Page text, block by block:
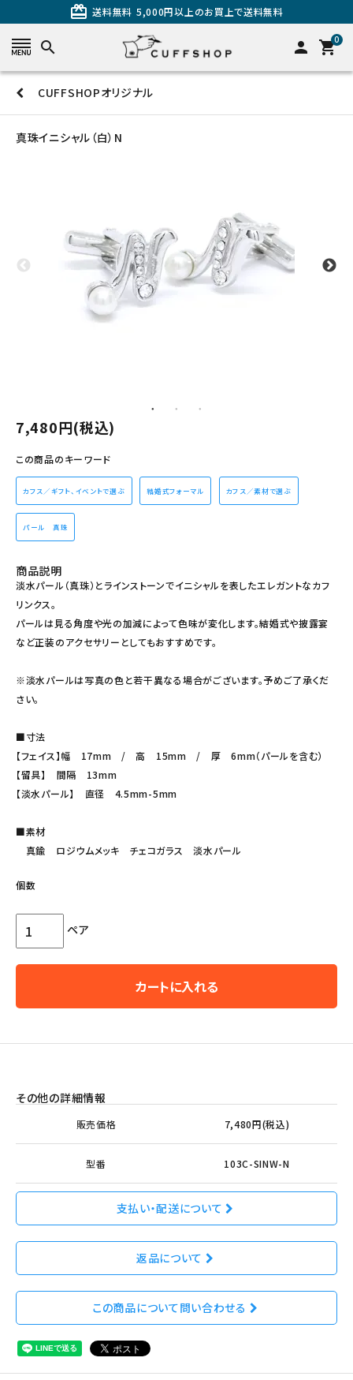
card_giftcard 送料無料 5,000円以上のお買上で送料無料
search person 0
shopping_cart
カテゴリーから探す
修理・交換
カフス相談室
お問い合わせ
CUFFSHOPオリジナル
真珠イニシャル（白）N
7,480円(税込)
この商品のキーワード
カフス／ギフト、イベントで選ぶ 結婚式フォーマル カフス／素材で選ぶ
パール 真珠
商品説明
淡水パール（真珠）とラインストーンでイニシャルを表したエレガントなカフ
リンクス。
パールは見る角度や光の加減によって色味が変化します。結婚式や披露宴
など正装のアクセサリーとしてもおすすめです。
※淡水パールは写真の色と若干異なる場合がございます。予めご了承くだ
さい。
■寸法
【フェイス】幅 17mm / 高 15mm / 厚 6mm（パールを含む）
【留具】 間隔 13mm
【淡水パール】 直径 4.5mm-5mm
■素材
真鍮 ロジウムメッキ チェコガラス 淡水パール
個数
ペア
カートに入れる
その他の詳細情報
販売価格 7,480円(税込)
型番 103C-SINW-N
支払い・配送について
返品について
この商品について問い合わせる